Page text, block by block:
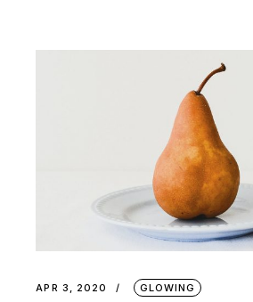
APR 3, 2020 GLOWING